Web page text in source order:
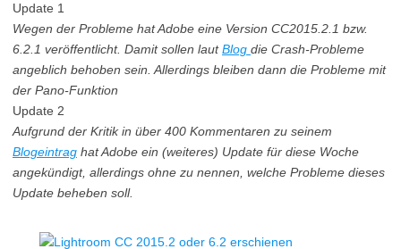
Update 1
Wegen der Probleme hat Adobe eine Version CC2015.2.1 bzw.
6.2.1 veröffentlicht. Damit sollen lautBlog die Crash-Probleme
angeblich behoben sein. Allerdings bleiben dann die Probleme mit
der Pano-Funktion
Update 2
Aufgrund der Kritik in über 400 Kommentaren zu seinem
Blogeintrag hat Adobe ein (weiteres) Update für diese Woche
angekündigt, allerdings ohne zu nennen, welche Probleme dieses
Update beheben soll.